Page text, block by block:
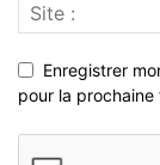
Enregistrer
pour la